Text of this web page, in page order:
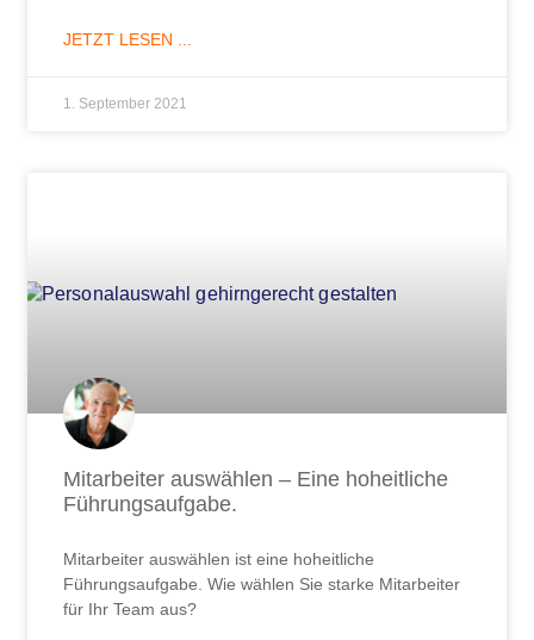
JETZT LESEN ...
1. September 2021
Mitarbeiter auswählen – Eine hoheitliche
Führungsaufgabe.
Mitarbeiter auswählen ist eine hoheitliche
Führungsaufgabe. Wie wählen Sie starke Mitarbeiter
für Ihr Team aus?